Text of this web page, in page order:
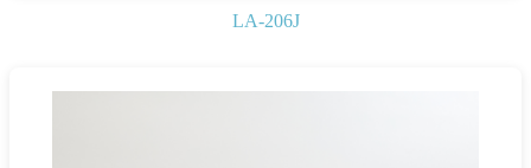
LA-206J